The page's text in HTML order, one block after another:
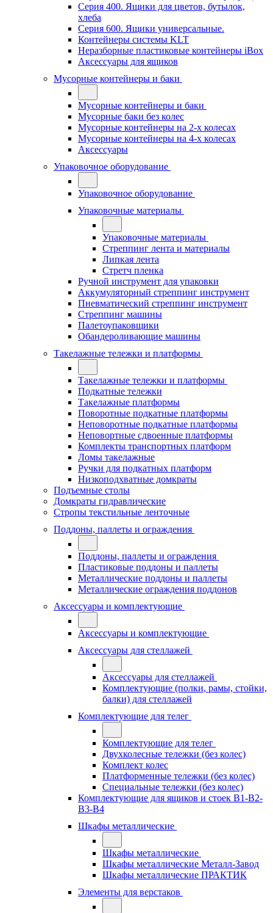
Серия 400. Ящики для цветов, бутылок,
хлеба
Серия 600. Ящики универсальные.
Контейнеры системы KLT
Неразборные пластиковые контейнеры iBox
Аксессуары для ящиков
Мусорные контейнеры и баки
Мусорные контейнеры и баки
Мусорные баки без колес
Мусорные контейнеры на 2-х колесах
Мусорные контейнеры на 4-х колесах
Аксессуары
Упаковочное оборудование
Упаковочное оборудование
Упаковочные материалы
Упаковочные материалы
Стреппинг лента и материалы
Липкая лента
Стретч пленка
Ручной инструмент для упаковки
Аккумуляторный стреппинг инструмент
Пневматический стреппинг инструмент
Стреппинг машины
Палетоупаковщики
Обандероливающие машины
Такелажные тележки и платформы
Такелажные тележки и платформы
Подкатные тележки
Такелажные платформы
Поворотные подкатные платформы
Неповоротные подкатные платформы
Неповортные сдвоенные платформы
Комплекты транспортных платформ
Ломы такелажные
Ручки для подкатных платформ
Низкоподхватные домкраты
Подъемные столы
Домкраты гидравлические
Стропы текстильные ленточные
Поддоны, паллеты и ограждения
Поддоны, паллеты и ограждения
Пластиковые поддоны и паллеты
Металлические поддоны и паллеты
Металлические ограждения поддонов
Аксессуары и комплектующие
Аксессуары и комплектующие
Аксессуары для стеллажей
Аксессуары для стеллажей
Комплектующие (полки, рамы, стойки,
балки) для стеллажей
Комплектующие для телег
Комплектующие для телег
Двухколесные тележки (без колес)
Комплект колес
Платформенные тележки (без колес)
Специальные тележки (без колес)
Комплектующие для ящиков и стоек В1-В2-
В3-В4
Шкафы металлические
Шкафы металлические
Шкафы металлические Металл-Завод
Шкафы металлические ПРАКТИК
Элементы для верстаков